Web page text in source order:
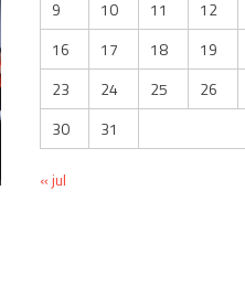
9
10 11 12
16
17 18 19
23
24 25 26
30
31
« jul